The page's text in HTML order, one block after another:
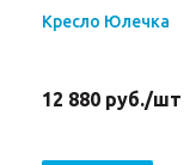
Кресло Юлечка
12 880 руб./шт